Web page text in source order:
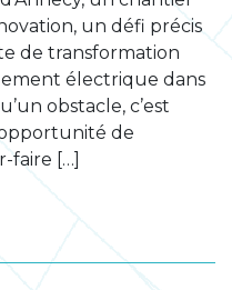
un défi précis
de transformation
électrique dans
obstacle, c’est
de
faire […]